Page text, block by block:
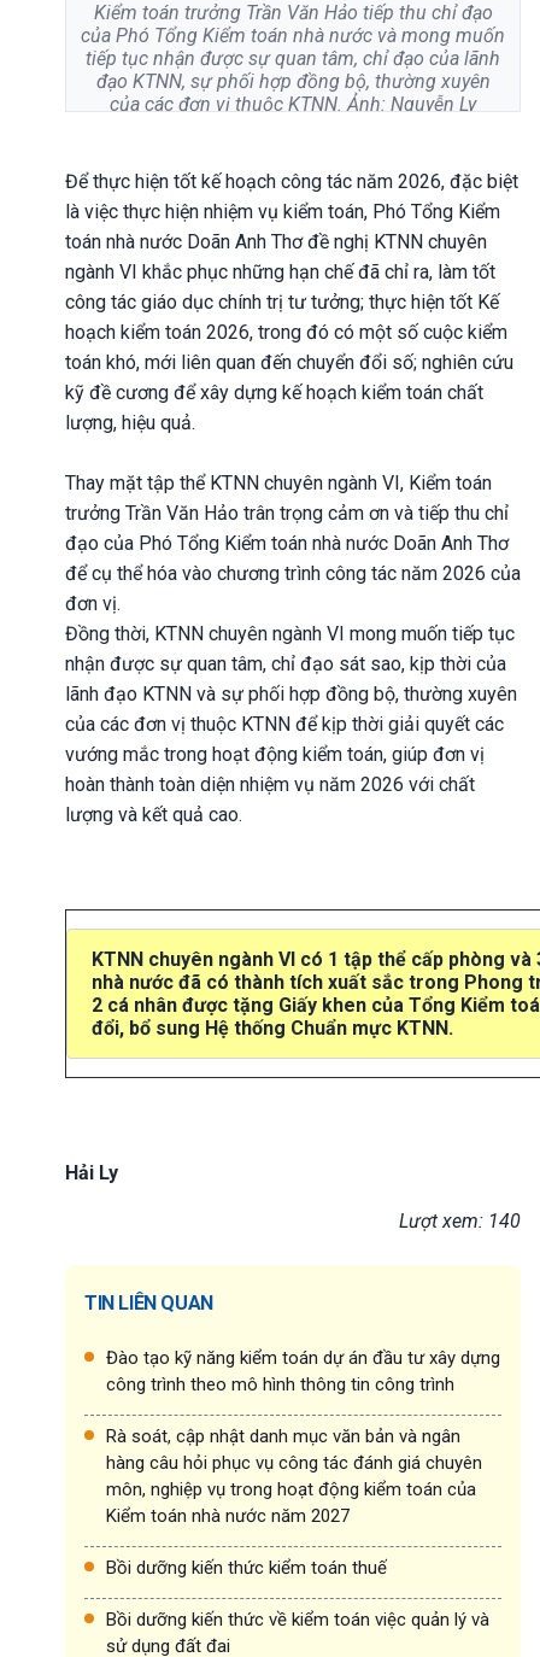
Kiểm toán trưởng Trần Văn Hảo tiếp thu chỉ đạo
của Phó Tổng Kiểm toán nhà nước và mong muốn
tiếp tục nhận được sự quan tâm, chỉ đạo của lãnh
đạo KTNN, sự phối hợp đồng bộ, thường xuyên
của các đơn vị thuộc KTNN. Ảnh: Nguyễn Ly
Để thực hiện tốt kế hoạch công tác năm 2026, đặc biệt
là việc thực hiện nhiệm vụ kiểm toán, Phó Tổng Kiểm
toán nhà nước Doãn Anh Thơ đề nghị KTNN chuyên
ngành VI khắc phục những hạn chế đã chỉ ra, làm tốt
công tác giáo dục chính trị tư tưởng; thực hiện tốt Kế
hoạch kiểm toán 2026, trong đó có một số cuộc kiểm
toán khó, mới liên quan đến chuyển đổi số; nghiên cứu
kỹ đề cương để xây dựng kế hoạch kiểm toán chất
lượng, hiệu quả.
Thay mặt tập thể KTNN chuyên ngành VI, Kiểm toán
trưởng Trần Văn Hảo trân trọng cảm ơn và tiếp thu chỉ
đạo của Phó Tổng Kiểm toán nhà nước Doãn Anh Thơ
để cụ thể hóa vào chương trình công tác năm 2026 của
đơn vị.
Đồng thời, KTNN chuyên ngành VI mong muốn tiếp tục
nhận được sự quan tâm, chỉ đạo sát sao, kịp thời của
lãnh đạo KTNN và sự phối hợp đồng bộ, thường xuyên
của các đơn vị thuộc KTNN để kịp thời giải quyết các
vướng mắc trong hoạt động kiểm toán, giúp đơn vị
hoàn thành toàn diện nhiệm vụ năm 2026 với chất
lượng và kết quả cao.
KTNN chuyên ngành VI có 1 tập thể cấp phòng
nhà nước đã có thành tích xuất sắc trong Phong
2 cá nhân được tặng Giấy khen của Tổng Kiểm
đổi, bổ sung Hệ thống Chuẩn mực KTNN.
Hải Ly
Lượt xem: 140
TIN LIÊN QUAN
Đào tạo kỹ năng kiểm toán dự án đầu tư xây dựng
công trình theo mô hình thông tin công trình
Rà soát, cập nhật danh mục văn bản và ngân
hàng câu hỏi phục vụ công tác đánh giá chuyên
môn, nghiệp vụ trong hoạt động kiểm toán của
Kiểm toán nhà nước năm 2027
Bồi dưỡng kiến thức kiểm toán thuế
Bồi dưỡng kiến thức về kiểm toán việc quản lý và
sử dụng đất đai